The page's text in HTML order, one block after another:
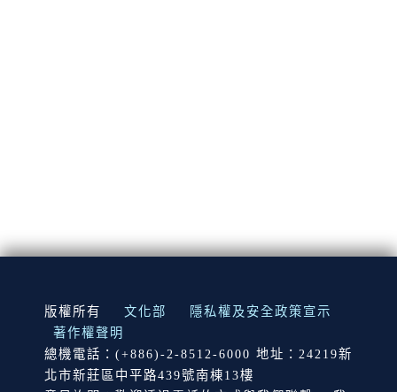
:::
版權所有 文化部
隱私權及安全政策宣示
著作權聲明
總機電話：(+886)-2-8512-6000 地址：24219新
北市新莊區中平路439號南棟13樓